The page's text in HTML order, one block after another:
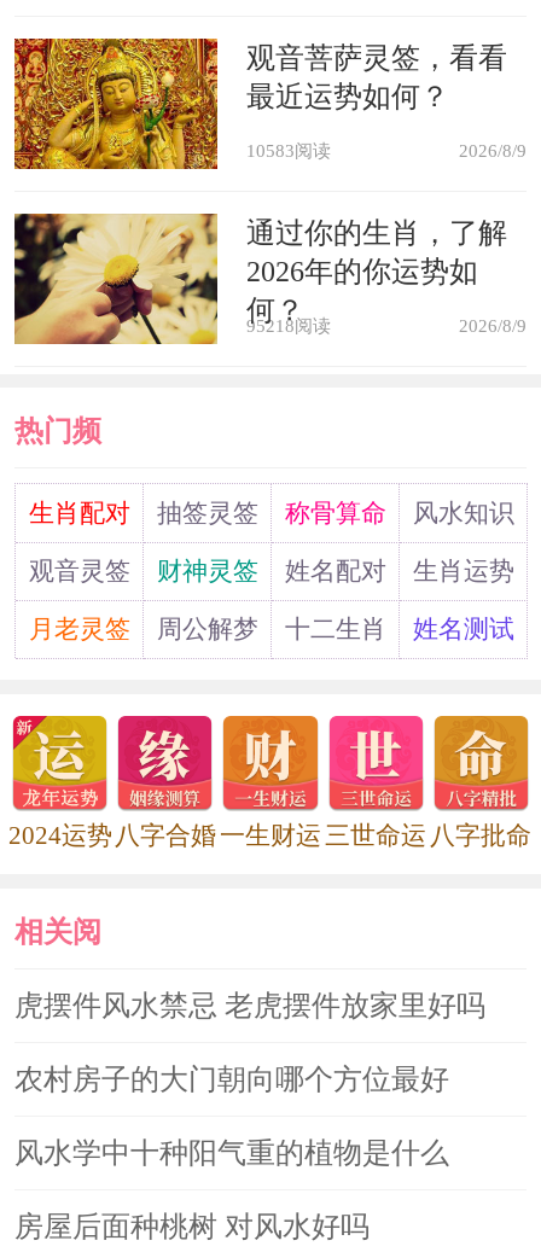
4、吊顶宜有天池，影响到日常就
餐和生活的情绪，假天花为迁就屋顶的
横梁而压得太低，无论在风水方面或设
计方面均不宜。对于这种情况，可采用
四边低而中间高的天花造型，这样一
来，不但视觉上较为舒服，而且天花板
风水大有裨益。
餐厅风水有讲究6大餐厅吊顶风水
秘笈
1、餐厅吊顶颜色宜用浅色
人轻松的感觉，用餐的时候才会有一个
轻松的心情。然而与餐厅吊顶对应的餐
重”的说法，也不会给用餐者压迫的感
用正方形。正方形的吊顶天花在头顶，
口中有人，这就象征着家中有人要坐
观音菩萨灵签，看看
最近运势如何？
10583阅读 2026/8/9
通过你的生肖，了解
2026年的你运势如
何？
95218阅读 2026/8/9
热门频
道生肖配对 抽签灵签 称骨算命
风水知识
观音灵签
财神灵签 姓名配对
生肖运势
月老灵签
周公解梦 十二生肖 姓名测试
2024运势 八字合婚一生财运三世命运 八字批命
相关阅
读
虎摆件风水禁忌 老虎摆件放家里好吗
农村房子的大门朝向哪个方位最好
风水学中十种阳气重的植物是什么
房屋后面种桃树 对风水好吗